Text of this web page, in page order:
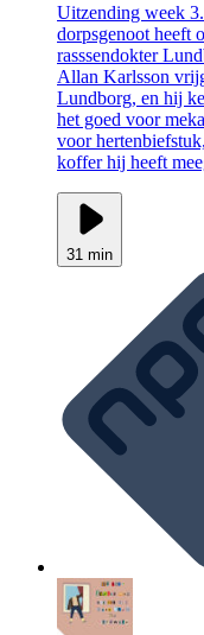
Uitzending week
dorpsgenoot heeft
rasssendokter
Allan Karlsson
Lundborg, en hij
het goed voor
voor
koffer hij heeft
31 min